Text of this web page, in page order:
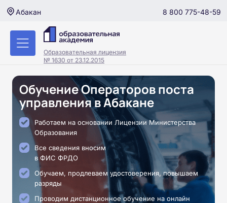
Абакан 8 800 775-48-59
Образовательная лицензия
№ 1630 от 23.12.2015
Обучение Операторов поста
управления в Абакане
Работаем на основании Лицензии Министерства
Образования
Все сведения вносим
в ФИС ФРДО
Обучаем, продлеваем удостоверения, повышаем
разряды
Проводим дистанционное обучение на онлайн